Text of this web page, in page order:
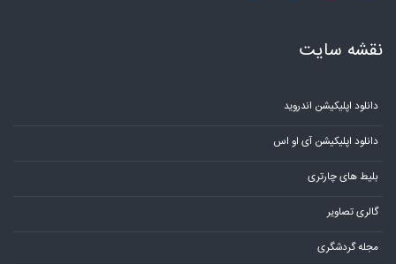
نقشه سایت
دانلود اپلیکیشن اندروید
دانلود اپلیکیشن آی او اس
بلیط های چارتری
گالری تصاویر
مجله گردشگری